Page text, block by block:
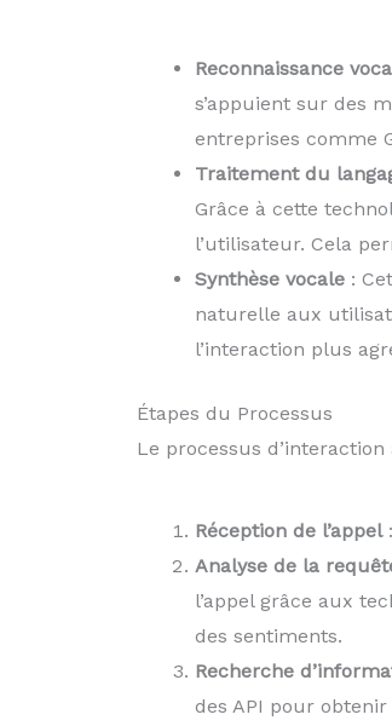
Reconnaissance
s’appuient sur des
entreprises comme
Traitement du
Grâce à cette
l’utilisateur. Cela
Synthèse vocale:
naturelle aux
l’interaction plus
Étapes du Processus
Le processus
Réception de l’appel:
Analyse de la
l’appel grâce aux
des sentiments.
Recherche
des API pour